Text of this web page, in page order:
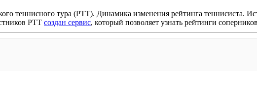
теннисного тура (РТТ). Динамика изменения рейтинга теннисиста.
РТТ создан сервис, который позволяет узнать рейтинги